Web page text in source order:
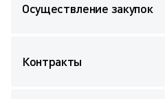
Осуществление закупок
Контракты